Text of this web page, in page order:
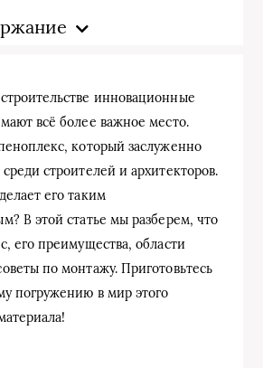
инновационные
всё более важное место.
который заслуженно
строителей и архитекторов.
его таким
В этой статье мы разберем, что
его преимущества, области
по монтажу. Приготовьтесь
погружению в мир этого